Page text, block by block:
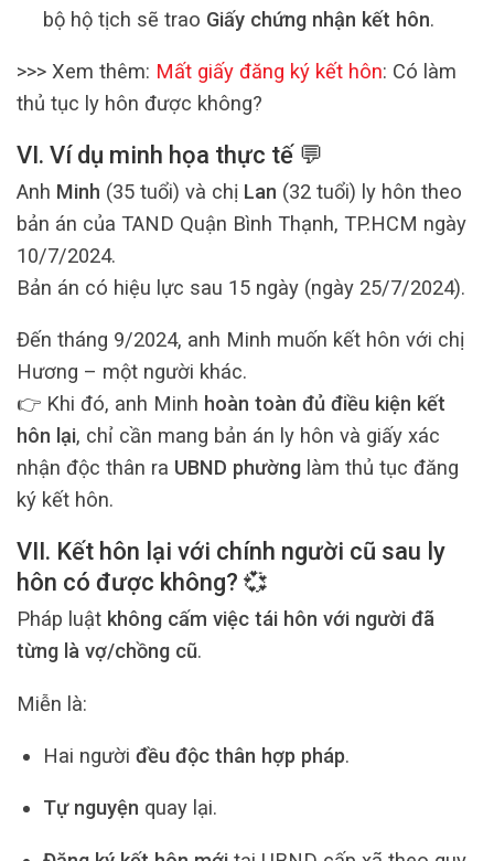
bộ hộ tịch sẽ trao Giấy chứng nhận kết hôn.
>>> Xem thêm: Mất giấy đăng ký kết hôn: Có làm
thủ tục ly hôn được không?
VI. Ví dụ minh họa thực tế 💬
Anh Minh (35 tuổi) và chị Lan (32 tuổi) ly hôn theo
bản án của TAND Quận Bình Thạnh, TP.HCM ngày
10/7/2024.
Bản án có hiệu lực sau 15 ngày (ngày 25/7/2024).
Đến tháng 9/2024, anh Minh muốn kết hôn với chị
Hương – một người khác.
👉 Khi đó, anh Minh hoàn toàn đủ điều kiện kết
hôn lại, chỉ cần mang bản án ly hôn và giấy xác
nhận độc thân ra UBND phường làm thủ tục đăng
ký kết hôn.
VII. Kết hôn lại với chính người cũ sau ly
hôn có được không? 💞
Pháp luật không cấm việc tái hôn với người đã
từng là vợ/chồng cũ.
Miễn là:
Hai người đều độc thân hợp pháp.
Tự nguyện quay lại.